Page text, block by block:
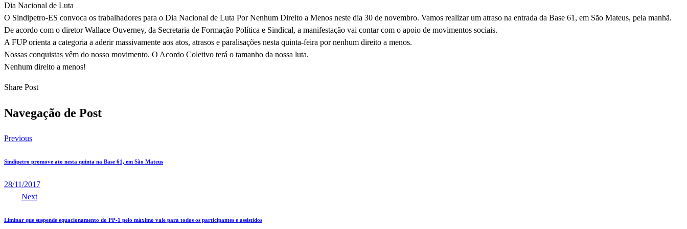
Dia Nacional de Luta
O Sindipetro-ES convoca os trabalhadores para o Dia Nacional de Luta Por Nenhum Direito a Menos neste dia 30 de novembro. Vamos realizar um atraso na entrada da Base 61, em São Mateus, pela manhã.
De acordo com o diretor Wallace Ouverney, da Secretaria de Formação Política e Sindical, a manifestação vai contar com o apoio de movimentos sociais.
A FUP orienta a categoria a aderir massivamente aos atos, atrasos e paralisações nesta quinta-feira por nenhum direito a menos.
Nossas conquistas vêm do nosso movimento. O Acordo Coletivo terá o tamanho da nossa luta.
Nenhum direito a menos!
Share Post
Navegação de Post
Previous
Sindipetro promove ato nesta quinta na Base 61, em São Mateus
28/11/2017
Next
Liminar que suspende equacionamento do PP-1 pelo máximo vale para todos os participantes e assistidos